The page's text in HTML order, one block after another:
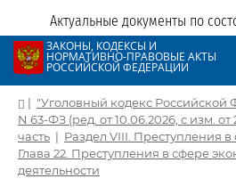
Актуальные документы по
ЗАКОНЫ, КОДЕКСЫ И
НОРМАТИВНО-ПРАВОВЫЕ АКТЫ
РОССИЙСКОЙ ФЕДЕРАЦИИ
| "Уголовный кодекс Российской
N 63-ФЗ (ред. от 10.06.2026, с изм. от
часть | Раздел VIII. Преступления
Глава 22. Преступления в сфере
деятельности